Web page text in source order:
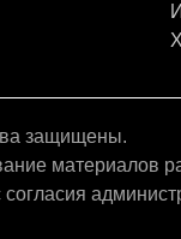
защищены.
материалов
согласия